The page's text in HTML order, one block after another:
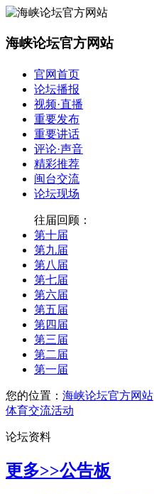
海峡论坛官方网站
官网首页
论坛播报
视频·直播
重要发布
重要讲话
评论·声音
精彩推荐
闽台交流
论坛现场
往届回顾：
第十届
第九届
第八届
第七届
第六届
第五届
第四届
第三届
第二届
第一届
您的位置： 海峡论坛官方网站
体育交流活动
论坛资料
更多>>公告板